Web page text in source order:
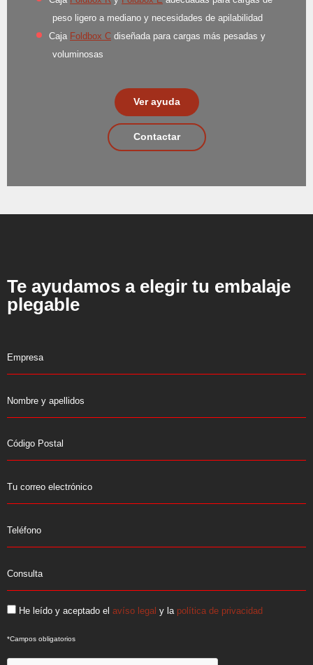
peso ligero a mediano y necesidades de apilabilidad
Caja Foldbox C diseñada para cargas más pesadas y
voluminosas
Ver ayuda
Contactar
Te ayudamos a elegir tu embalaje
plegable
He leído y aceptado el avíso legal y la política de privacidad
*Campos obligatorios